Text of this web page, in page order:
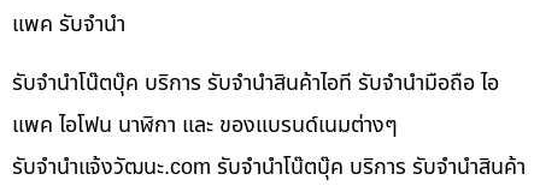
แพค รับจำนำ
รับจำนำโน๊ตบุ๊ค บริการ รับจำนำสินค้าไอที รับจำนำมือถือ ไอ
แพค ไอโฟน นาฬิกา และ ของแบรนด์เนมต่างๆ
รับจํานําแจ้งวัฒนะ.com รับจำนำโน๊ตบุ๊ค บริการ รับจำนำสินค้า